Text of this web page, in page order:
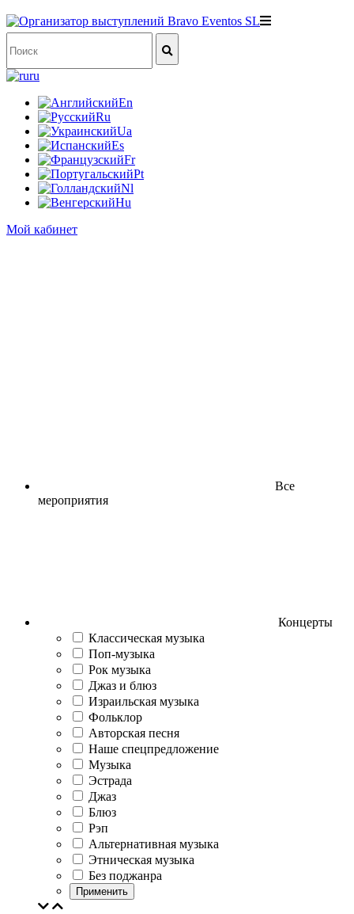
ru
En
Ru
Ua
Es
Fr
Pt
Nl
Hu
Мой кабинет
Все
мероприятия
Концерты
Классическая музыка
Поп-музыка
Рок музыка
Джаз и блюз
Израильская музыка
Фольклор
Авторская песня
Наше спецпредложение
Музыка
Эстрада
Джаз
Блюз
Рэп
Альтернативная музыка
Этническая музыка
Без поджанра
Применить